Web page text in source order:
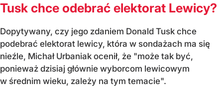
Tusk chce odebrać elektorat Lewicy?
Dopytywany, czy jego zdaniem Donald Tusk chce
podebrać elektorat lewicy, która w sondażach ma się
nieźle, Michał Urbaniak ocenił, że "może tak być,
ponieważ dzisiaj głównie wyborcom lewicowym
w średnim wieku, zależy na tym temacie".